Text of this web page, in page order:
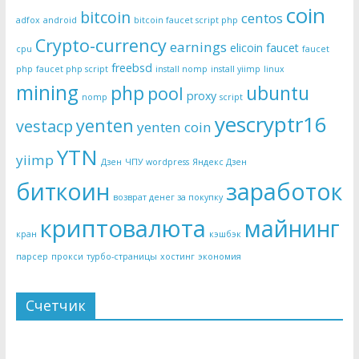
adfox android bitcoin bitcoin faucet script php centos coin
cpu Crypto-currencyearnings elicoin faucet faucet
php faucet php script freebsd install nomp install yiimp linux
mining nomp php pool proxy script ubuntu
vestacpyenten yenten coin yescryptr16
yiimp YTN Дзен ЧПУ wordpress Яндекс Дзен
биткоин возврат денег за покупку заработок
кран криптовалюта кэшбэк майнинг
парсер прокси турбо-страницы хостинг экономия
Счетчик